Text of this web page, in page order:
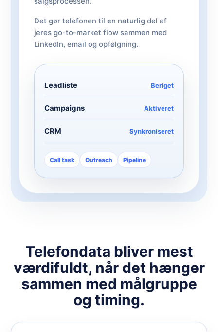
Det gør telefonen til en naturlig del af
jeres go-to-market flow sammen med
LinkedIn, email og opfølgning.
Leadliste Beriget
Campaigns Aktiveret
CRM Synkroniseret
Call task Outreach Pipeline
Telefondata bliver mest
værdifuldt, når det hænger
sammen med målgruppe
og timing.